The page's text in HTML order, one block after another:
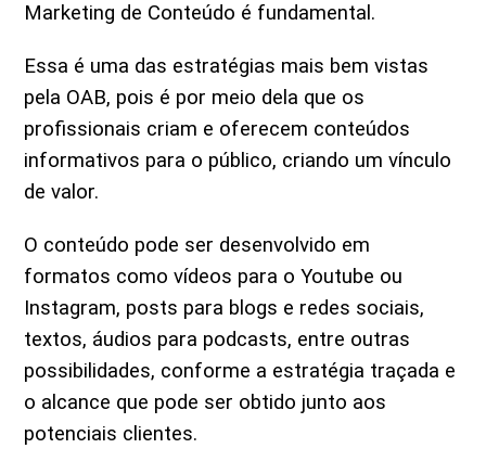
Marketing de Conteúdo é fundamental.
Essa é uma das estratégias mais bem vistas
pela OAB, pois é por meio dela que os
profissionais criam e oferecem conteúdos
informativos para o público, criando um vínculo
de valor.
O conteúdo pode ser desenvolvido em
formatos como vídeos para o Youtube ou
Instagram, posts para blogs e redes sociais,
textos, áudios para podcasts, entre outras
possibilidades, conforme a estratégia traçada e
o alcance que pode ser obtido junto aos
potenciais clientes.